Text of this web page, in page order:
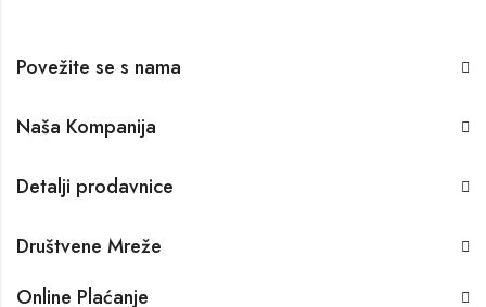
Povežite se s nama
Naša Kompanija
Detalji prodavnice
Društvene Mreže
Online Plaćanje